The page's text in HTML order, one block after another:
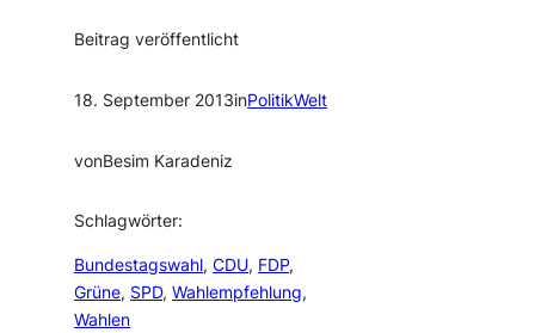
Beitrag veröffentlicht
18. September 2013inPolitikWelt
vonBesim Karadeniz
Schlagwörter:
Bundestagswahl, CDU, FDP
Grüne, SPD, Wahlempfehlung
Wahlen